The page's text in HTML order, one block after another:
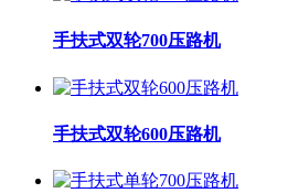
手扶式双轮700压路机
手扶式双轮600压路机